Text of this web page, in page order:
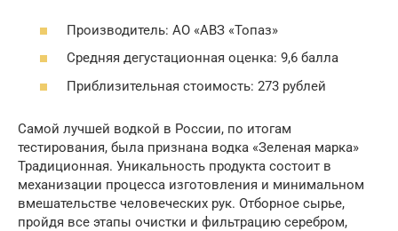
Производитель: АО «АВЗ «Топаз»
Средняя дегустационная оценка: 9,6 балла
Приблизительная стоимость: 273 рублей
Самой лучшей водкой в России, по итогам
тестирования, была признана водка «Зеленая марка»
Традиционная. Уникальность продукта состоит в
механизации процесса изготовления и минимальном
вмешательстве человеческих рук. Отборное сырье,
пройдя все этапы очистки и фильтрацию серебром,